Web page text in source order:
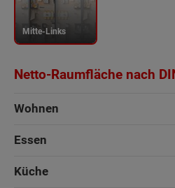
Mitte-Links
Netto-Raumfläche nach
Wohnen
Essen
Küche